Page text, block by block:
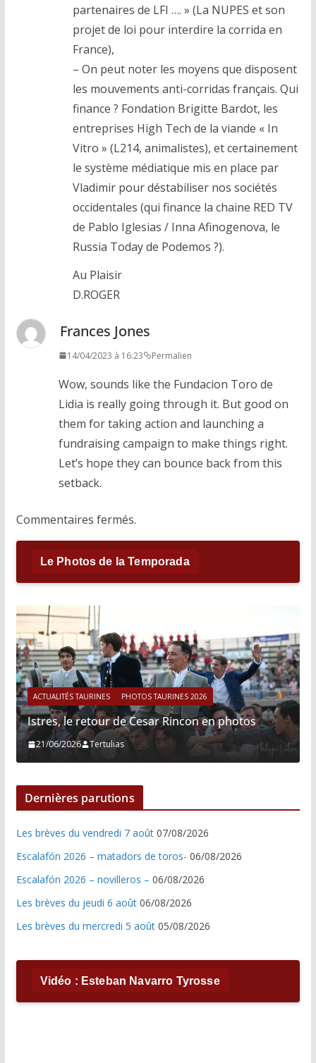
partenaires de LFI …. » (La NUPES et son
projet de loi pour interdire la corrida en
France),
– On peut noter les moyens que disposent
les mouvements anti-corridas français. Qui
finance ? Fondation Brigitte Bardot, les
entreprises High Tech de la viande « In
Vitro » (L214, animalistes), et certainement
le système médiatique mis en place par
Vladimir pour déstabiliser nos sociétés
occidentales (qui finance la chaine RED TV
de Pablo Iglesias / Inna Afinogenova, le
Russia Today de Podemos ?).
Au Plaisir
D.ROGER
Frances Jones
14/04/2023 à 16:23 Permalien
Wow, sounds like the Fundacion Toro de
Lidia is really going through it. But good on
them for taking action and launching a
fundraising campaign to make things right.
Let’s hope they can bounce back from this
setback.
Commentaires fermés.
Le Photos de la Temporada
ACTUALITÉS TAURINES PHOTOS TAURINES 2026
Istres, le retour de Cesar Rincon en photos
21/06/2026 Tertulias
Dernières parutions
Les brèves du vendredi 7 août 07/08/2026
Escalafón 2026 – matadors de toros- 06/08/2026
Escalafón 2026 – novilleros – 06/08/2026
Les brèves du jeudi 6 août 06/08/2026
Les brèves du mercredi 5 août 05/08/2026
Vidéo : Esteban Navarro Tyrosse